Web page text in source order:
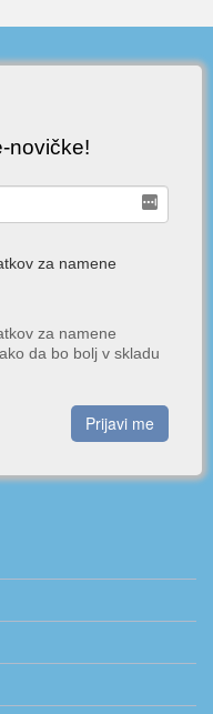
novičke!
za namene
za namene
da bo bolj v skladu
Prijavi me